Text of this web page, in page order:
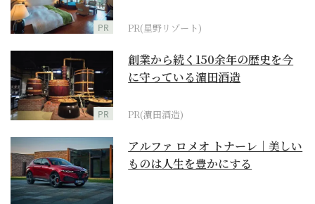
PR PR(星野リゾート)
PR
創業から続く150余年の歴史を今
に守っている濵田酒造
PR(濵田酒造)
アルファ ロメオ トナーレ｜美しい
ものは人生を豊かにする